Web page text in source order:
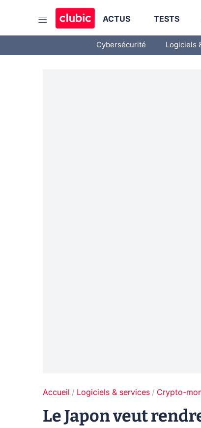
ACTUS TESTS
Cybersécurité Logiciels
Accueil Logiciels & services Crypto-
Le Japon veut